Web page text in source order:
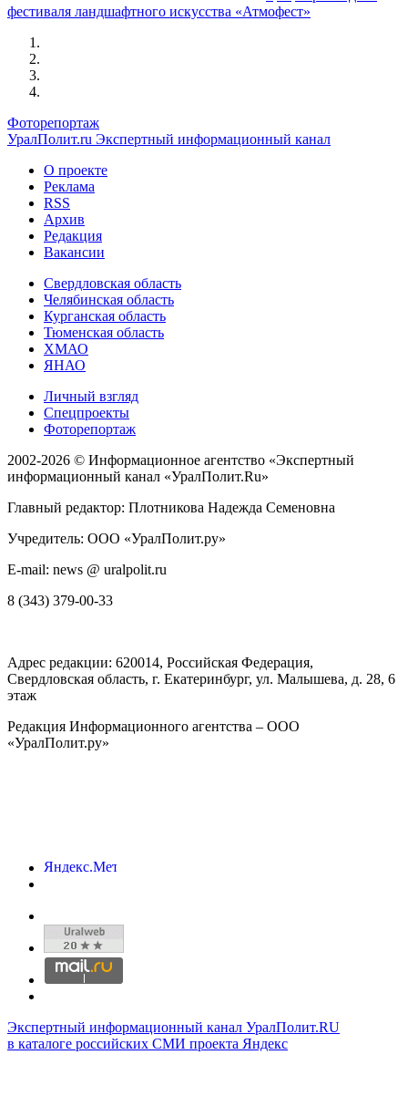
фестиваля ландшафтного искусства «Атмофест»
Фоторепортаж
УралПолит.ru Экспертный информационный канал
О проекте
Реклама
RSS
Архив
Редакция
Вакансии
Свердловская область
Челябинская область
Курганская область
Тюменская область
ХМАО
ЯНАО
Личный взгляд
Спецпроекты
Фоторепортаж
2002-2026 © Информационное агентство «Экспертный
информационный канал «УралПолит.Ru»
Главный редактор: Плотникова Надежда Семеновна
Учредитель: ООО «УралПолит.ру»
E-mail: news @ uralpolit.ru
8 (343) 379-00-33
Адрес редакции: 620014, Российская Федерация,
Свердловская область, г. Екатеринбург, ул. Малышева, д. 28, 6
этаж
Редакция Информационного агентства – ООО
«УралПолит.ру»
Экспертный информационный канал УралПолит.RU
в каталоге российских СМИ проекта Яндекс